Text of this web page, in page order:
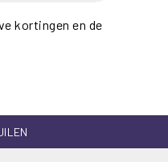
kortingen en de